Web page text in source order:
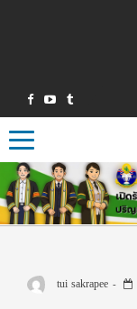
Toggle navigation
tui sakrapee